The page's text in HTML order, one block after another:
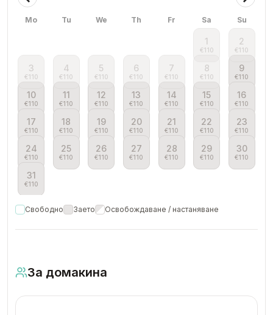
Mo Tu We Th Fr Sa Su
1
€110
2
€110
3
€110
4
€110
5
€110
6
€110
7
€110
8
€110
9
€110
10
€110
11
€110
12
€110
13
€110
14
€110
15
€110
16
€110
17
€110
18
€110
19
€110
20
€110
21
€110
22
€110
23
€110
24
€110
25
€110
26
€110
27
€110
28
€110
29
€110
30
€110
31
€110
Свободно Заето Освобождаване / настаняване
За домакина